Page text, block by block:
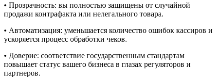
• Прозрачность: вы полностью защищены от случайной
продажи контрафакта или нелегального товара.
• Автоматизация: уменьшается количество ошибок кассиров и
ускоряется процесс обработки чеков.
• Доверие: соответствие государственным стандартам
повышает статус вашего бизнеса в глазах регуляторов и
партнеров.